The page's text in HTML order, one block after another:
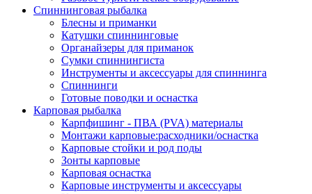
Спиннинговая рыбалка
Блесны и приманки
Катушки спиннинговые
Органайзеры для приманок
Сумки спиннингиста
Инструменты и аксессуары для спиннинга
Спиннинги
Готовые поводки и оснастка
Карповая рыбалка
Карпфишинг - ПВА (PVA) материалы
Монтажи карповые:расходники/оснастка
Карповые стойки и род поды
Зонты карповые
Карповая оснастка
Карповые инструменты и аксессуары